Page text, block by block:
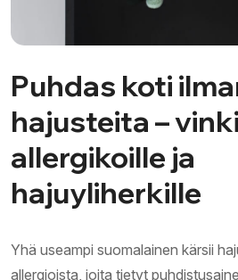
Puhdas koti
hajusteita –
allergikoille ja
hajuyliherkille
Yhä useampi suomalainen kärsii
allergioista, joita tietyt